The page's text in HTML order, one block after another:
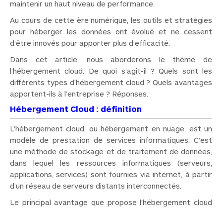
maintenir un haut niveau de performance.
Au cours de cette ère numérique, les outils et stratégies
pour héberger les données ont évolué et ne cessent
d’être innovés pour apporter plus d’efficacité.
Dans cet article, nous aborderons le thème de
l’hébergement cloud. De quoi s’agit-il ? Quels sont les
différents types d’hébergement cloud ? Quels avantages
apportent-ils à l’entreprise ? Réponses.
Hébergement Cloud : définition
L’hébergement cloud, ou hébergement en nuage, est un
modèle de prestation de services informatiques. C’est
une méthode de stockage et de traitement de données,
dans lequel les ressources informatiques (serveurs,
applications, services) sont fournies via internet, à partir
d’un réseau de serveurs distants interconnectés.
Le principal avantage que propose l’hébergement cloud